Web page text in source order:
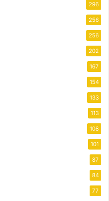
296
256
256
202
167
154
133
113
108
101
87
84
77